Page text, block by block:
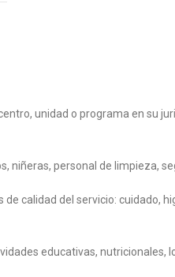
unidad o programa en su
niñeras, personal de limpieza,
calidad del servicio: cuidado,
educativas, nutricionales,